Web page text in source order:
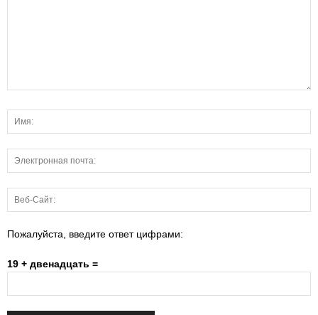
Пожалуйста, введите ответ цифрами:
19 + двенадцать =